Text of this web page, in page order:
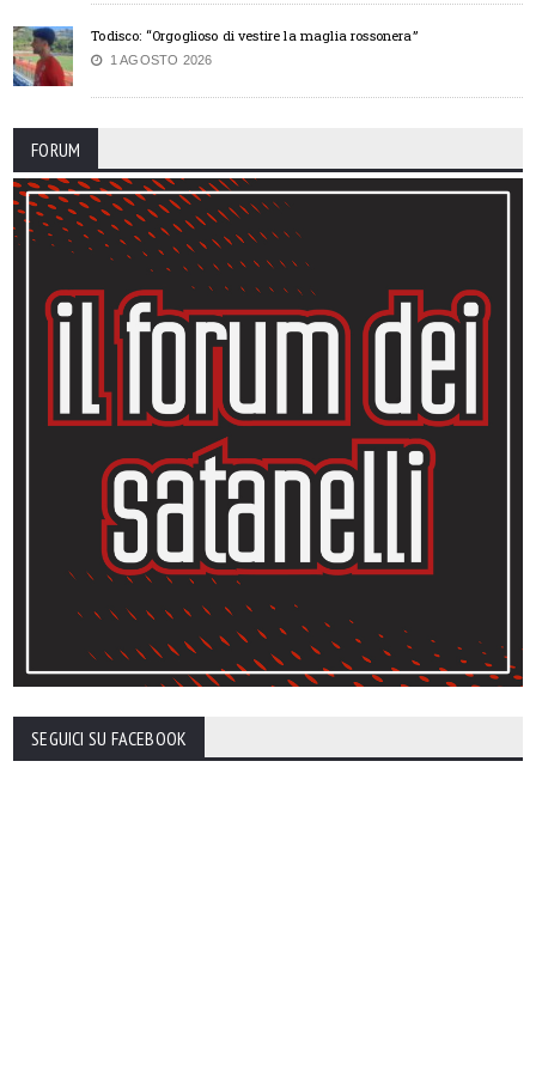
Todisco: “Orgoglioso di vestire la maglia rossonera”
1 AGOSTO 2026
FORUM
SEGUICI SU FACEBOOK